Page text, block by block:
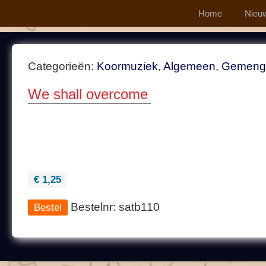
Home
Categorieën: Koormuziek, Algemeen,
We shall overcome
€ 1,25
Bestelnr: satb110